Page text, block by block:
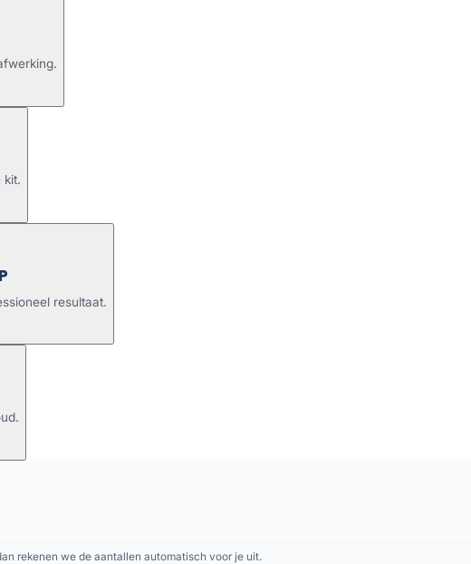
kit.
resultaat.
rekenen we de aantallen automatisch voor je uit.